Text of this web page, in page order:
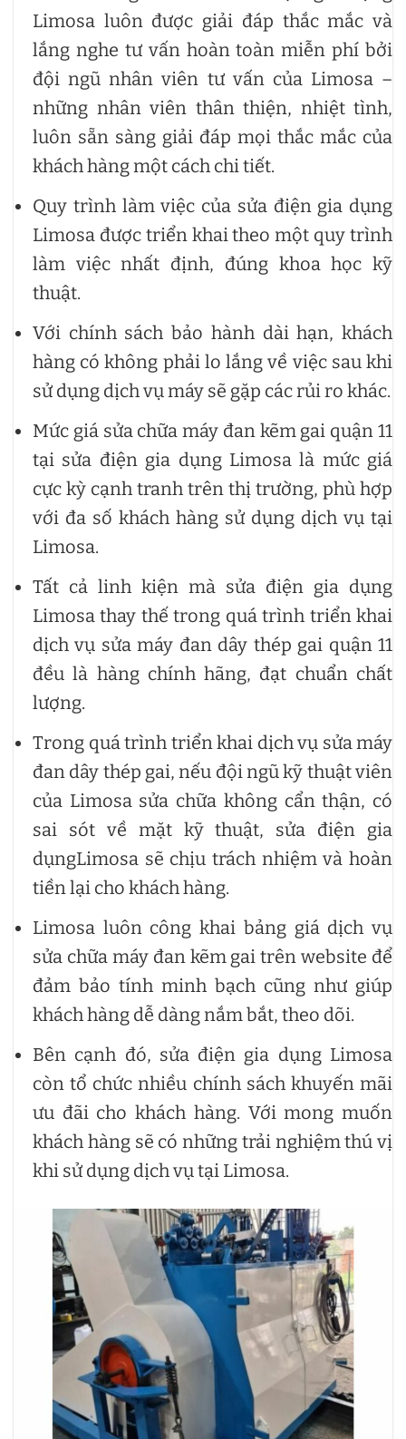
Limosa luôn được giải đáp thắc mắc và
lắng nghe tư vấn hoàn toàn miễn phí bởi
đội ngũ nhân viên tư vấn của Limosa –
những nhân viên thân thiện, nhiệt tình,
luôn sẵn sàng giải đáp mọi thắc mắc của
khách hàng một cách chi tiết.
Quy trình làm việc của sửa điện gia dụng
Limosa được triển khai theo một quy trình
làm việc nhất định, đúng khoa học kỹ
thuật.
Với chính sách bảo hành dài hạn, khách
hàng có không phải lo lắng về việc sau khi
sử dụng dịch vụ máy sẽ gặp các rủi ro khác.
Mức giá sửa chữa máy đan kẽm gai quận 11
tại sửa điện gia dụng Limosa là mức giá
cực kỳ cạnh tranh trên thị trường, phù hợp
với đa số khách hàng sử dụng dịch vụ tại
Limosa.
Tất cả linh kiện mà sửa điện gia dụng
Limosa thay thế trong quá trình triển khai
dịch vụ sửa máy đan dây thép gai quận 11
đều là hàng chính hãng, đạt chuẩn chất
lượng.
Trong quá trình triển khai dịch vụ sửa máy
đan dây thép gai, nếu đội ngũ kỹ thuật viên
của Limosa sửa chữa không cẩn thận, có
sai sót về mặt kỹ thuật, sửa điện gia
dụngLimosa sẽ chịu trách nhiệm và hoàn
tiền lại cho khách hàng.
Limosa luôn công khai bảng giá dịch vụ
sửa chữa máy đan kẽm gai trên website để
đảm bảo tính minh bạch cũng như giúp
khách hàng dễ dàng nắm bắt, theo dõi.
Bên cạnh đó, sửa điện gia dụng Limosa
còn tổ chức nhiều chính sách khuyến mãi
ưu đãi cho khách hàng. Với mong muốn
khách hàng sẽ có những trải nghiệm thú vị
khi sử dụng dịch vụ tại Limosa.